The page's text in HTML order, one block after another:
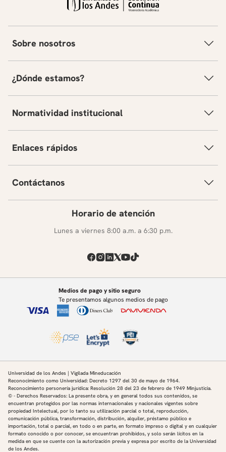
Sobre nosotros
¿Dónde estamos?
Normatividad institucional
Enlaces rápidos
Contáctanos
Horario de atención
Lunes a viernes 8:00 a.m. a 6:30 p.m.
Medios de pago y sitio seguro
Te presentamos algunos medios de pago
Universidad de los Andes | Vigilada Mineducación
Reconocimiento como Universidad: Decreto 1297 del 30 de mayo de 1964.
Reconocimiento personería jurídica: Resolución 28 del 23 de febrero de 1949 Minjusticia.
© - Derechos Reservados: La presente obra, y en general todos sus contenidos, se
encuentran protegidos por las normas internacionales y nacionales vigentes sobre
propiedad Intelectual, por lo tanto su utilización parcial o total, reproducción,
comunicación pública, transformación, distribución, alquiler, préstamo público e
importación, total o parcial, en todo o en parte, en formato impreso o digital y en cualquier
formato conocido o por conocer, se encuentran prohibidos, y solo serán lícitos en la
medida en que se cuente con la autorización previa y expresa por escrito de la Universidad
de los Andes.